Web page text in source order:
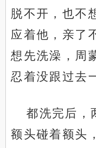
脱不开，也不
应着他，亲了
想先洗澡，周
忍着没跟过去
都洗完后，
额头碰着额头